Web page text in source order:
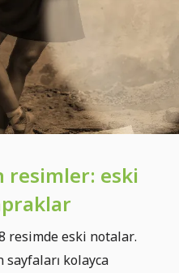
resimler: eski
resimde eski notalar.
sayfaları kolayca